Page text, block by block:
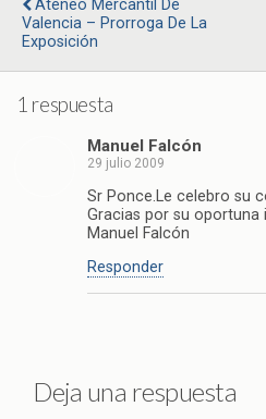
Ateneo Mercantil De
Valencia – Prorroga De La
Exposición
1 respuesta
Manuel Falcón
29 julio 2009
Sr Ponce.Le celebro su
Gracias por su oportuna
Manuel Falcón
Responder
Deja una respuesta